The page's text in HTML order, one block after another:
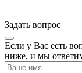
Задать вопрос
Если у Вас есть
ниже, и мы